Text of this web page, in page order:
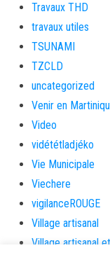
Travaux THD
travaux utiles
TSUNAMI
TZCLD
uncategorized
Venir en
Video
vidététladjéko
Vie Municipale
Viechere
vigilanceROUGE
Village artisanal
Village artisanal